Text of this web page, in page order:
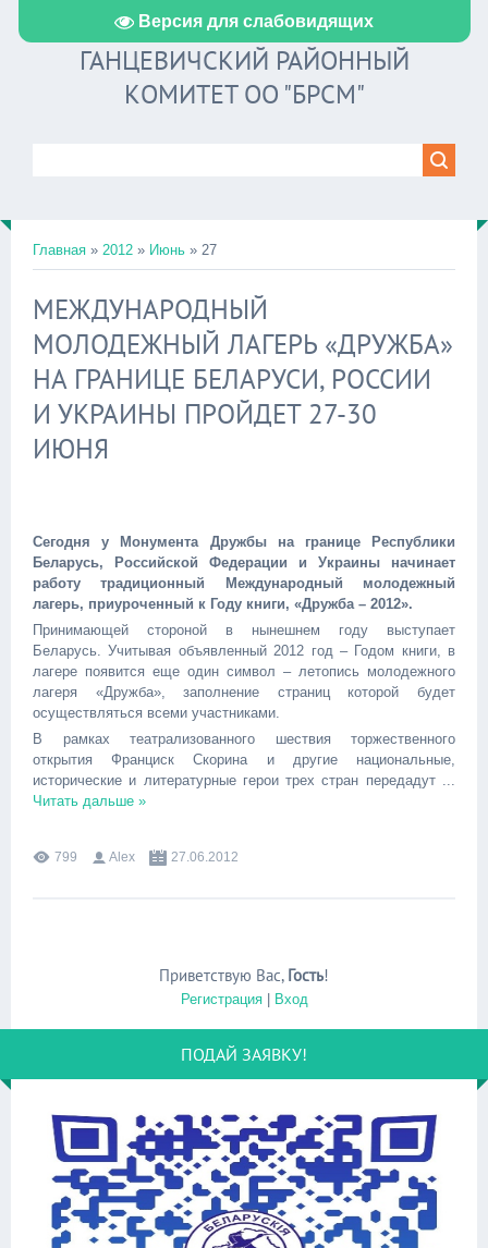
Версия для слабовидящих
ГАНЦЕВИЧСКИЙ РАЙОННЫЙ
КОМИТЕТ ОО "БРСМ"
Главная » 2012 » Июнь » 27
МЕЖДУНАРОДНЫЙ
МОЛОДЕЖНЫЙ ЛАГЕРЬ «ДРУЖБА»
НА ГРАНИЦЕ БЕЛАРУСИ, РОССИИ
И УКРАИНЫ ПРОЙДЕТ 27-30
ИЮНЯ
Сегодня у Монумента Дружбы на границе Республики
Беларусь, Российской Федерации и Украины начинает
работу традиционный Международный молодежный
лагерь, приуроченный к Году книги, «Дружба – 2012».
Принимающей стороной в нынешнем году выступает
Беларусь. Учитывая объявленный 2012 год – Годом книги, в
лагере появится еще один символ – летопись молодежного
лагеря «Дружба», заполнение страниц которой будет
осуществляться всеми участниками.
В рамках театрализованного шествия торжественного
открытия Франциск Скорина и другие национальные,
исторические и литературные герои трех стран передадут ...
Читать дальше »
799 Alex 27.06.2012
Приветствую Вас, Гость!
Регистрация| Вход
ПОДАЙ ЗАЯВКУ!